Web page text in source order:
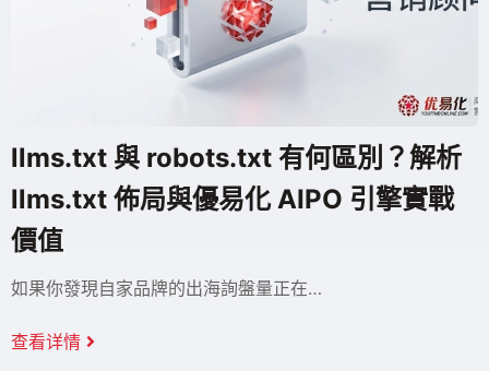
llms.txt 與 robots.txt 有何區別？解析
llms.txt 佈局與優易化 AIPO 引擎實戰
價值
如果你發現自家品牌的出海詢盤量正在…
查看详情